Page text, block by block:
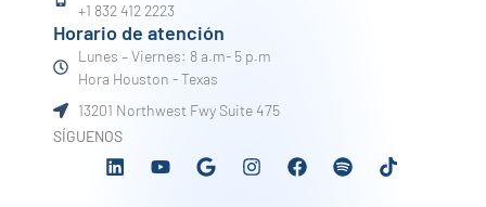
+1 832 412 2223
Horario de atención
Lunes – Viernes: 8 a.m- 5 p.m
Hora Houston - Texas
13201 Northwest Fwy Suite 475
SÍGUENOS